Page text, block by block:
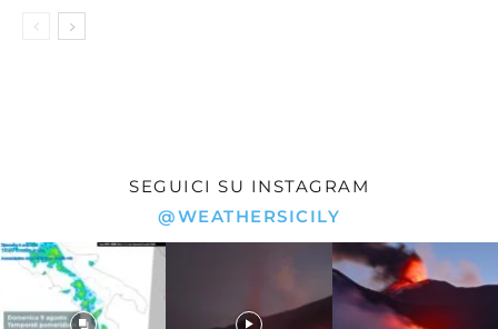
SEGUICI SU INSTAGRAM
@WEATHERSICILY